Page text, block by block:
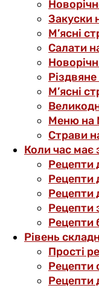
Закуски
М’ясні
Салати
М’ясні
Меню на
Страви
Коли час має
Рецепти
Рецепти
Рецепти
Рецепти
Рецепти
Рівень
Прості
Рецепти
Рецепти